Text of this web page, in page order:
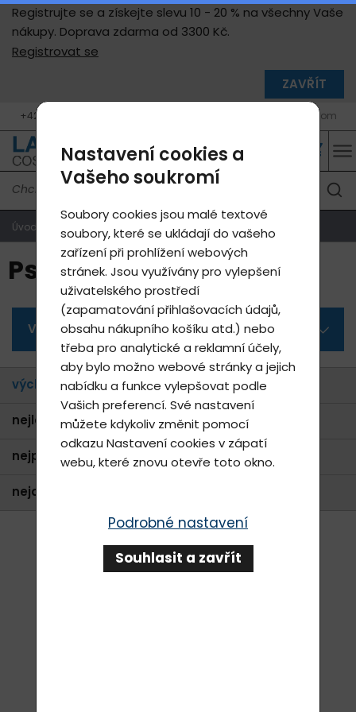
Registrujte se a získejte slevu 10 - 20 % na všechny Vaše
nákupy. Doprava zdarma od 3300 Kč.
Registrovat se
ZAVŘÍT
+420 777 05 46 46 (10 - 17 h, Po - Pá) info@lavycosmetics.com
Úvodní strana Produkty e-shop Psychika
Psychika
výchozí
nejlevnější
nejprodávanější
nejdražší
Všechny kategorie
Nastavení cookies a
Vašeho soukromí
Soubory cookies jsou malé textové
soubory, které se ukládají do vašeho
zařízení při prohlížení webových
stránek. Jsou využívány pro vylepšení
uživatelského prostředí
(zapamatování přihlašovacích údajů,
obsahu nákupního košíku atd.) nebo
třeba pro analytické a reklamní účely,
aby bylo možno webové stránky a jejich
nabídku a funkce vylepšovat podle
Vašich preferencí. Své nastavení
můžete kdykoliv změnit pomocí
odkazu Nastavení cookies v zápatí
webu, které znovu otevře toto okno.
Podrobné nastavení
Souhlasit a zavřít